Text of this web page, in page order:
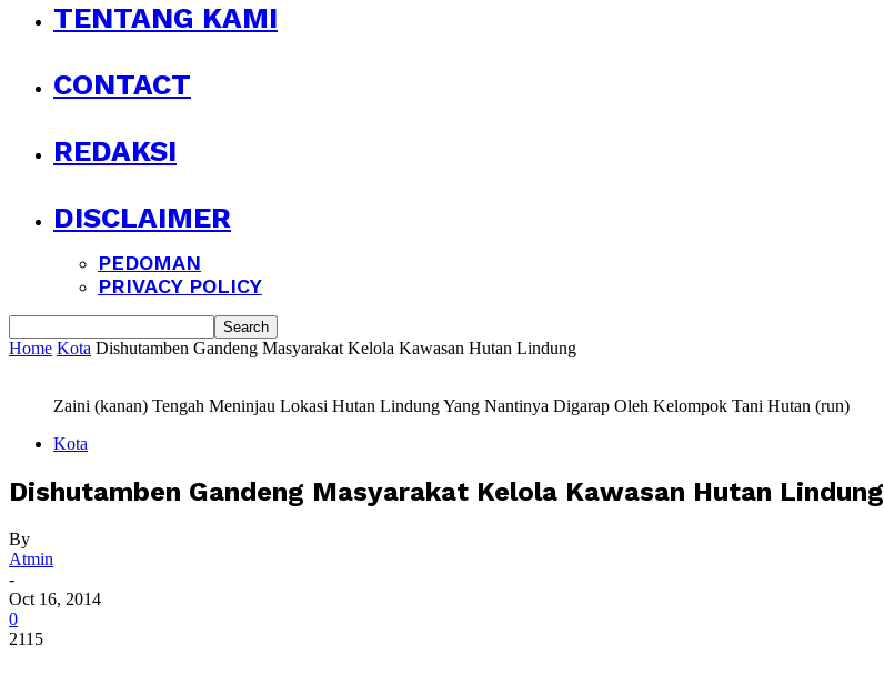
TENTANG KAMI
CONTACT
REDAKSI
DISCLAIMER
PEDOMAN
PRIVACY POLICY
Home Kota Dishutamben Gandeng Masyarakat Kelola Kawasan Hutan Lindung
Zaini (kanan) Tengah Meninjau Lokasi Hutan Lindung Yang Nantinya Digarap Oleh Kelompok Tani Hutan (run)
Kota
Dishutamben Gandeng Masyarakat Kelola Kawasan Hutan Lindung
By
Atmin
-
Oct 16, 2014
0
2115